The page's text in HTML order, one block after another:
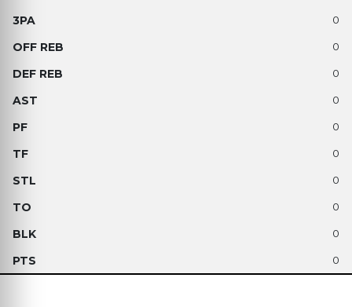
0
0
0
0
0
0
0
0
0
0